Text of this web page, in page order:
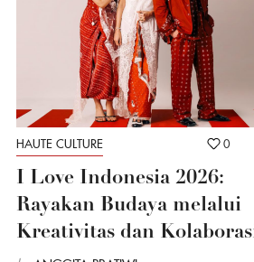
HAUTE CULTURE 0
I Love Indonesia 2026:
Rayakan Budaya melalui
Kreativitas dan